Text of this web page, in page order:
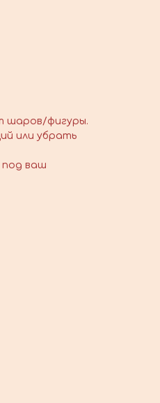
шаров/фигуры.
или убрать
под ваш